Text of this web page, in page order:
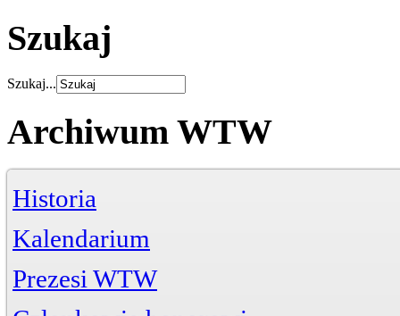
Szukaj
Szukaj...
Archiwum WTW
Historia
Kalendarium
Prezesi WTW